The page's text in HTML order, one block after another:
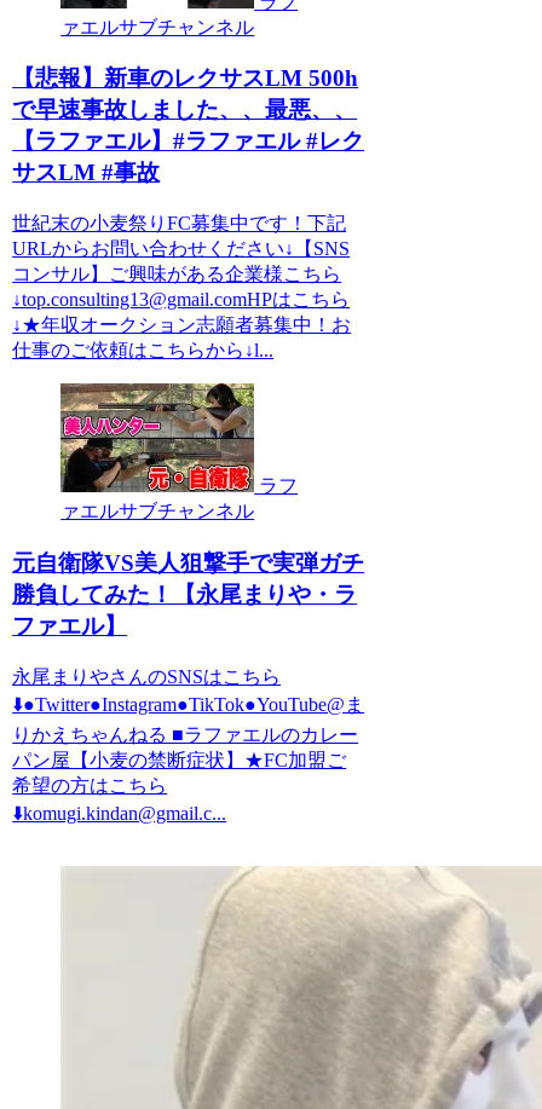
ァエルサブチャンネル
【悲報】新車のレクサスLM 500h
で早速事故しました、、最悪、、
【ラファエル】#ラファエル #レク
サスLM #事故
世紀末の小麦祭りFC募集中です！下記
URLからお問い合わせください↓【SNS
コンサル】ご興味がある企業様こちら
↓top.consulting13@gmail.comHPはこちら
↓★年収オークション志願者募集中！お
仕事のご依頼はこちらから↓l...
ラフ
ァエルサブチャンネル
元自衛隊VS美人狙撃手で実弾ガチ
勝負してみた！【永尾まりや・ラ
ファエル】
永尾まりやさんのSNSはこちら
⬇️●Twitter●Instagram●TikTok●YouTube@ま
りかえちゃんねる ■ラファエルのカレー
パン屋【小麦の禁断症状】★FC加盟ご
希望の方はこちら
⬇️komugi.kindan@gmail.c...